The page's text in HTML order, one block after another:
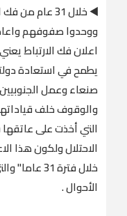
◀️ خلال 31 عام
ووحدوا صفوفهم
اعلان فك الارتباط
يطمح في استعادة
صنعاء وعمل
والوقوف خلف
التي أخذت على
الاحتلال ولكون هذا
خلال فترة
الأحوال .